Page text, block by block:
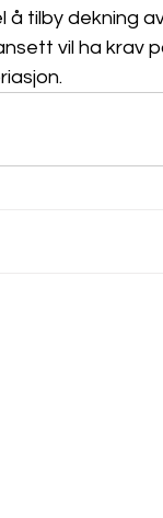
tilby dekning
vil ha krav